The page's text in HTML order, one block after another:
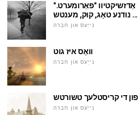
אַדזשיקטיוו "פאַרומערט."
נודנע טאָג, קוק, מענטש ...
נייַעס און חברה
וואָס איז גוט
נייַעס און חברה
נייַעס און חברה